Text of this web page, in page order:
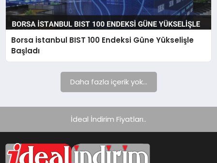
Borsa İstanbul BIST 100 Endeksi Güne Yükselişle
Başladı
Daha fazla içerik yok...
İdeal İndirim Fiyatları..